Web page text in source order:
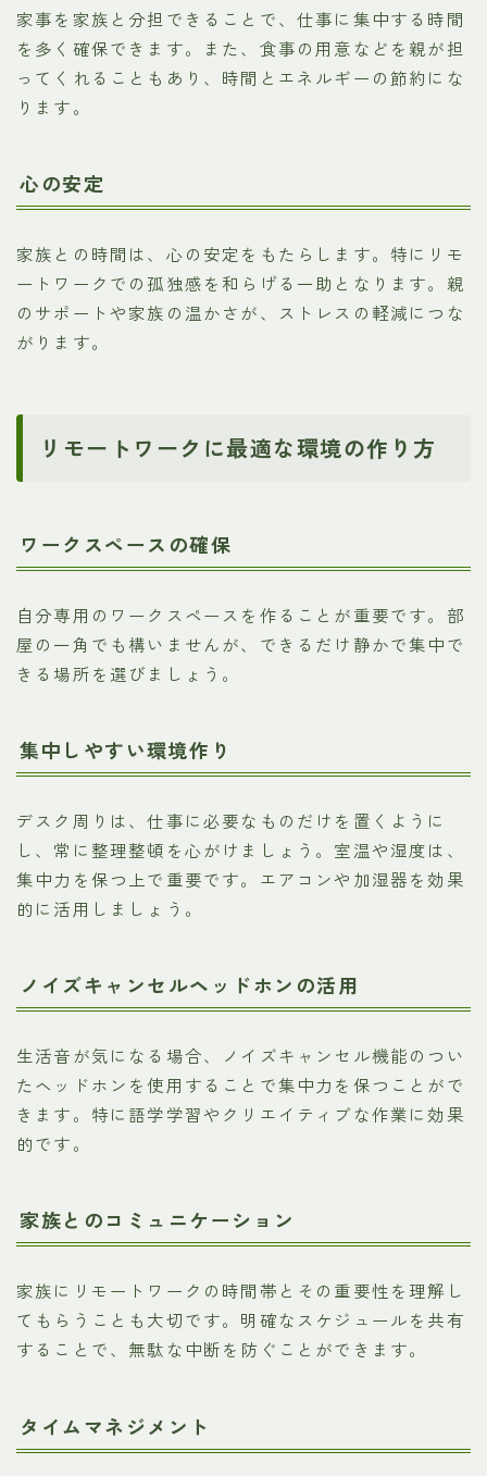
家事を家族と分担できることで、仕事に集中する時間
を多く確保できます。また、食事の用意などを親が担
ってくれることもあり、時間とエネルギーの節約にな
ります。
心の安定
家族との時間は、心の安定をもたらします。特にリモ
ートワークでの孤独感を和らげる一助となります。親
のサポートや家族の温かさが、ストレスの軽減につな
がります。
リモートワークに最適な環境の作り方
ワークスペースの確保
自分専用のワークスペースを作ることが重要です。部
屋の一角でも構いませんが、できるだけ静かで集中で
きる場所を選びましょう。
集中しやすい環境作り
デスク周りは、仕事に必要なものだけを置くように
し、常に整理整頓を心がけましょう。室温や湿度は、
集中力を保つ上で重要です。エアコンや加湿器を効果
的に活用しましょう。
ノイズキャンセルヘッドホンの活用
生活音が気になる場合、ノイズキャンセル機能のつい
たヘッドホンを使用することで集中力を保つことがで
きます。特に語学学習やクリエイティブな作業に効果
的です。
家族とのコミュニケーション
家族にリモートワークの時間帯とその重要性を理解し
てもらうことも大切です。明確なスケジュールを共有
することで、無駄な中断を防ぐことができます。
タイムマネジメント